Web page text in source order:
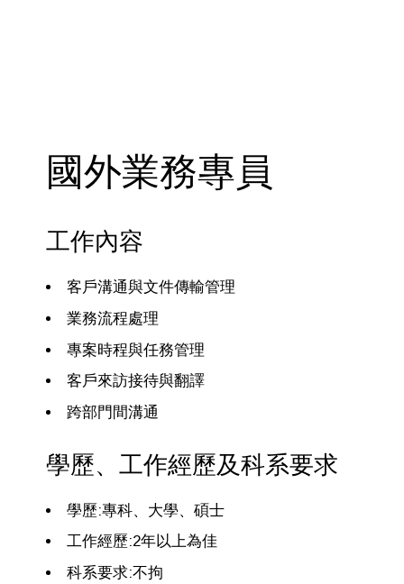
國外業務專員
工作內容
客戶溝通與文件傳輸管理
業務流程處理
專案時程與任務管理
客戶來訪接待與翻譯
跨部門間溝通
學歷、工作經歷及科系要求
學歷:專科、大學、碩士
工作經歷:2年以上為佳
科系要求:不拘